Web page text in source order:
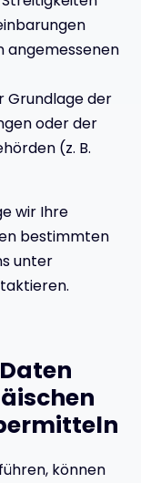
angemessenen
Grundlage der
oder der
(z. B.
wir Ihre
bestimmten
unter
können